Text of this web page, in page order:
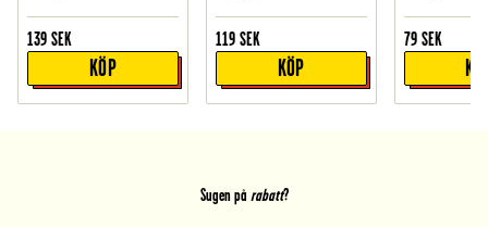
139 SEK
KÖP
119 SEK
KÖP
79 SEK
Sugen på rabatt?